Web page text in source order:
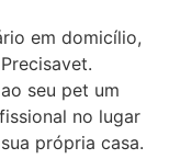
em domicílio,
seu pet um
no lugar
própria casa.